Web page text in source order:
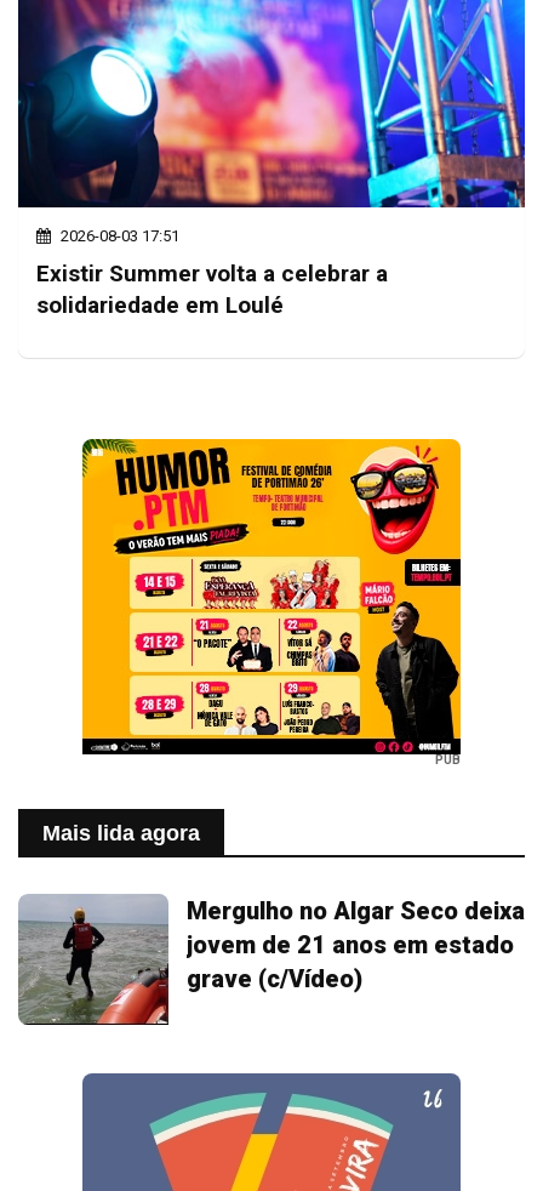
2026-08-03 17:51
Existir Summer volta a celebrar a
solidariedade em Loulé
PUB
Mais lida agora
Mergulho no Algar Seco deixa
jovem de 21 anos em estado
grave (c/Vídeo)